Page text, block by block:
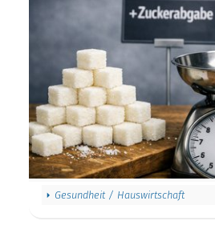
Gesundheit / Hauswirtschaft